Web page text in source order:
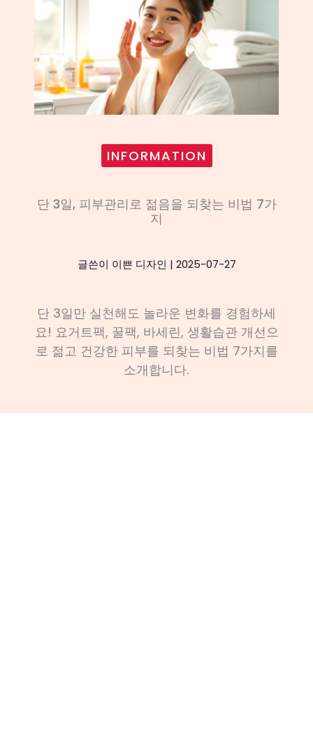
INFORMATION
단 3일, 피부관리로 젊음을 되찾는 비법 7가
지
글쓴이 이쁜 디자인 | 2025-07-27
단 3일만 실천해도 놀라운 변화를 경험하세
요! 요거트팩, 꿀팩, 바세린, 생활습관 개선으
로 젊고 건강한 피부를 되찾는 비법 7가지를
소개합니다.